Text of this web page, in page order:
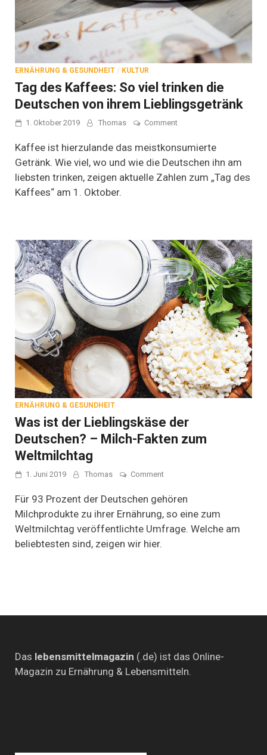
ERNÄHRUNG & GESUNDHEIT / KULTUR
Tag des Kaffees: So viel trinken die
Deutschen von ihrem Lieblingsgetränk
1. Oktober 2019 Thomas Commenton
So
viel
Lieblingsgetränk
Kaffee ist hierzulande das meistkonsumierte
Getränk. Wie viel, wo und wie die Deutschen ihn am
liebsten trinken, zeigen aktuelle Zahlen zum „Tag des
Kaffees“ am 1. Oktober.
ERNÄHRUNG & GESUNDHEIT
Was ist der Lieblingskäse der
Deutschen? – Milch-Fakten zum
Weltmilchtag
1. Juni 2019 Thomas Commenton
ist
Lieblingskäse
der
Für 93 Prozent der Deutschen gehören
Milchprodukte zu ihrer Ernährung, so eine zum
Weltmilchtag veröffentlichte Umfrage. Welche am
beliebtesten sind, zeigen wir hier.
Das lebensmittelmagazin (.de) ist das Online-
Magazin zu Ernährung & Lebensmitteln.